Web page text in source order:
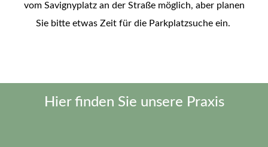
vom Savignyplatz an der Straße möglich, aber planen
Sie bitte etwas Zeit für die Parkplatzsuche ein.
Hier finden Sie unsere Praxis